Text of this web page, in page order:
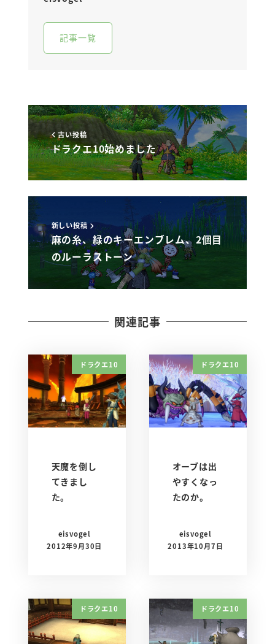
記事一覧
古い投稿
ドラクエ10始めました
新しい投稿
麻の糸、緑のキーエンブレム、2個目
のルーラストーン
関連記事
ドラクエ10
天魔を倒し
てきまし
た。
eisvogel
2012年9月30日
ドラクエ10
オーブは出
やすくなっ
たのか。
eisvogel
2013年10月7日
ドラクエ10 ドラクエ10